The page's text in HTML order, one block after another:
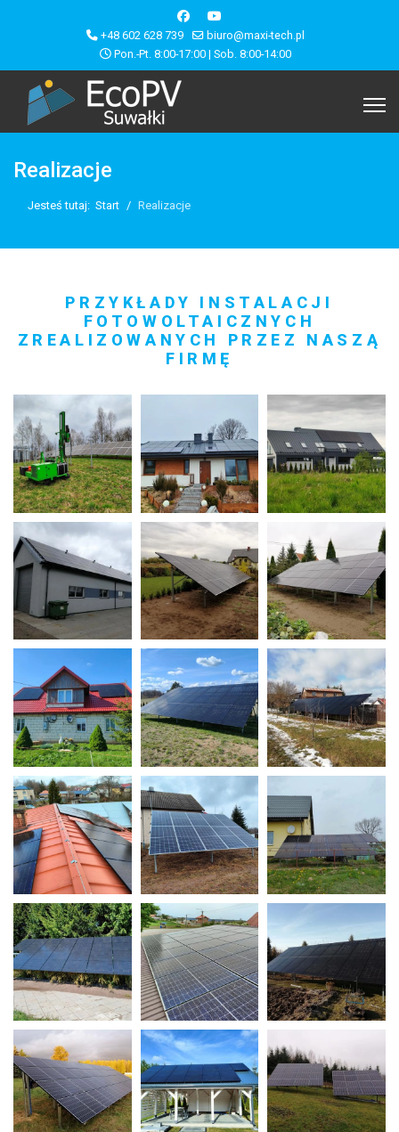
+48 602 628 739
biuro@maxi-tech.pl
Pon.-Pt. 8:00-17:00 | Sob. 8:00-14:00
Realizacje
Jesteś tutaj: Start Realizacje
PRZYKŁADY INSTALACJI
FOTOWOLTAICZNYCH
ZREALIZOWANYCH PRZEZ NASZĄ
FIRMĘ